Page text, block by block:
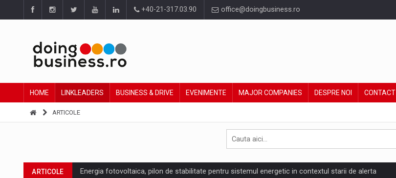
+40-21-317.03.90 office@doingbusiness.ro
HOME LINKLEADERS BUSINESS & DRIVE EVENIMENTE MAJOR COMPANIES DESPRE NOI CONTACT
ARTICOLE
ARTICOLE Energia fotovoltaica, pilon de stabilitate pentru sistemul energetic in contextul starii de alerta